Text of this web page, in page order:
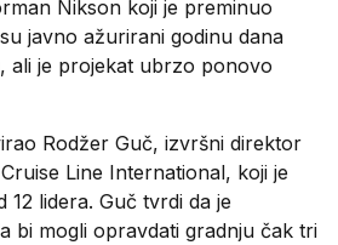
Nikson koji je preminuo
javno ažurirani godinu dana
ali je projekat ubrzo ponovo
Rodžer Guč, izvršni direktor
Line International, koji je
lidera. Guč tvrdi da je
bi mogli opravdati gradnju čak tri